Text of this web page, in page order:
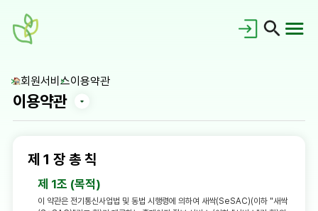
회원서비스이용약관
이용약관
제 1 장 총 칙
제 1조 (목적)
이 약관은 전기통신사업법 및 동법 시행령에 의하여 새싹(SeSAC)(이하 "새싹